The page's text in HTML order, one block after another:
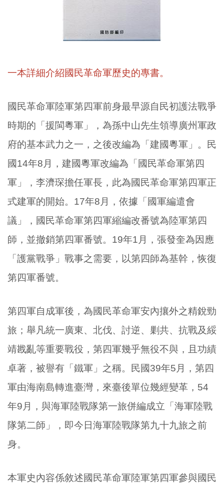
一本詳細介紹國民革命軍歷史的專書。
國民革命軍陸軍第四軍前身最早源自民初護法戰爭
時期的「援閩粵軍」，為孫中山先生領導廣州軍政
府的基本武力之一，之後改編為「建國粵軍」。民
國14年8月，建國粵軍改編為「國民革命軍第四
軍」，李濟琛擔任軍長，此為國民革命軍第四軍正
式建軍的開始。17年8月，依據「國軍編遣會
議」，國民革命軍第四軍縮編改番號為陸軍第四
師，並撤銷第四軍番號。19年1月，張發奎為因應
「護黨戰爭」戰事之需要，以第四師為基幹，恢復
第四軍番號。
第四軍自成軍後，為國民革命軍安內攘外之精銳勁
旅；舉凡統一廣東、北伐、討逆、剿共、抗戰及綏
靖戡亂等重要戰役，第四軍幾乎無役不與，且功績
卓著，被譽有「鐵軍」之稱。民國39年5月，第四
軍由海南島轉進臺灣，來臺後單位幾經變革，54
年9月，與海軍陸戰隊第一旅併編成立「海軍陸戰
隊第二師」，即今日海軍陸戰隊第九十九旅之前
身。
本軍史內容係敘述國民革命軍陸軍第四軍參與國民